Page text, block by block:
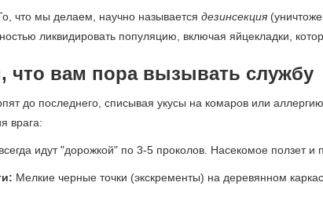
что мы делаем, научно называется дезинсекция
ликвидировать популяцию, включая яйцекладки,
что вам пора вызывать службу
до последнего, списывая укусы на комаров или
врага:
идут "дорожкой" по 3-5 проколов. Насекомое ползет и
Мелкие черные точки (экскременты) на деревянном